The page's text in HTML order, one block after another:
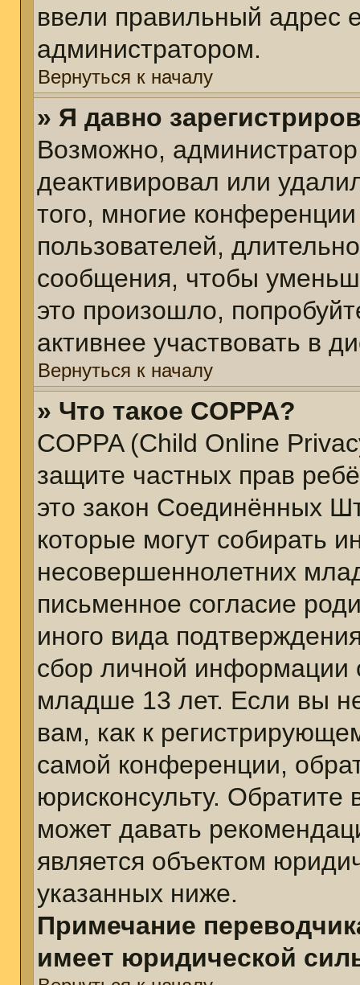
ввели правильный адрес
администратором.
Вернуться к началу
» Я давно
Возможно,
деактивировал или
того, многие
пользователей,
сообщения, чтобы
это произошло,
активнее участвовать в
Вернуться к началу
» Что такое COPPA?
COPPA (Child Online
защите частных прав
это закон Соединённых
которые могут собирать
несовершеннолетних
письменное согласие
иного вида
сбор личной информации
младше 13 лет. Если вы
вам, как к
самой конференции,
юрисконсульту.
может давать
является объектом
указанных ниже.
Примечание
имеет юридической